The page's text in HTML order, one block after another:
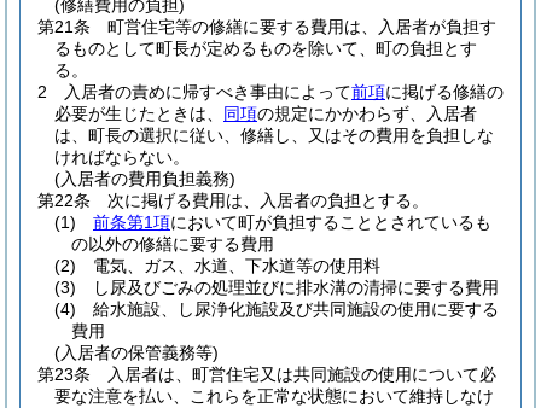
(修繕費用の負担)
第21条
町営住宅等の修繕に要する費用は、入居者が負担す
るものとして町長が定めるものを除いて、町の負担とす
る。
2
入居者の責めに帰すべき事由によって前項に掲げる修繕の
必要が生じたときは、 同項の規定にかかわらず、入居者
は、町長の選択に従い、修繕し、又はその費用を負担しな
ければならない。
(入居者の費用負担義務)
第22条
次に掲げる費用は、入居者の負担とする。
(1)
前条第1項において町が負担することとされているも
の以外の修繕に要する費用
(2)
電気、ガス、水道、下水道等の使用料
(3)
し尿及びごみの処理並びに排水溝の清掃に要する費用
(4)
給水施設、し尿浄化施設及び共同施設の使用に要する
費用
(入居者の保管義務等)
第23条
入居者は、町営住宅又は共同施設の使用について必
要な注意を払い、これらを正常な状態において維持しなけ